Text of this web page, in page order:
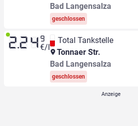
Bad Langensalza
geschlossen
2.24 9
€/l
Total Tankstelle
Tonnaer Str.
Bad Langensalza
geschlossen